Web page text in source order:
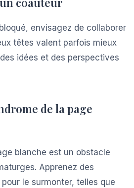
envisagez de collaborer
têtes valent parfois mieux
idées et des perspectives
de la page
blanche est un obstacle
Apprenez des
le surmonter, telles que